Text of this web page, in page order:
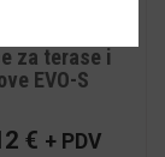
of
za terase i
EVO-S
€ + PDV